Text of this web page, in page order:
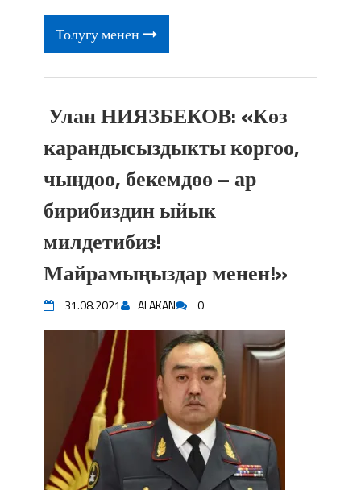
Park'ка 30 миң адам чогулду
Толугу менен
Улан НИЯЗБЕКОВ: «Көз
карандысыздыкты коргоо,
чыңдоо, бекемдөө – ар
бирибиздин ыйык
милдетибиз!
Майрамыңыздар менен!»
31.08.2021 ALAKAN 0